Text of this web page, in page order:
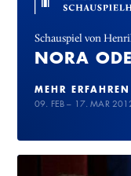
Schauspiel von
NORA
MEHR ERFAHREN
09. FEB – 17. MAR